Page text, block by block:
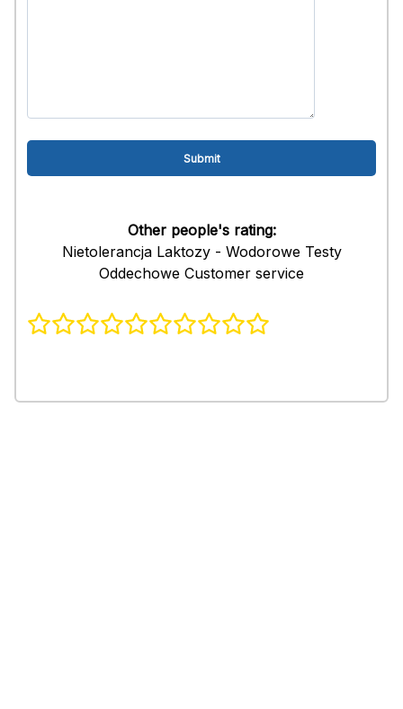
Other people's rating:
Nietolerancja Laktozy - Wodorowe Testy
Oddechowe Customer service